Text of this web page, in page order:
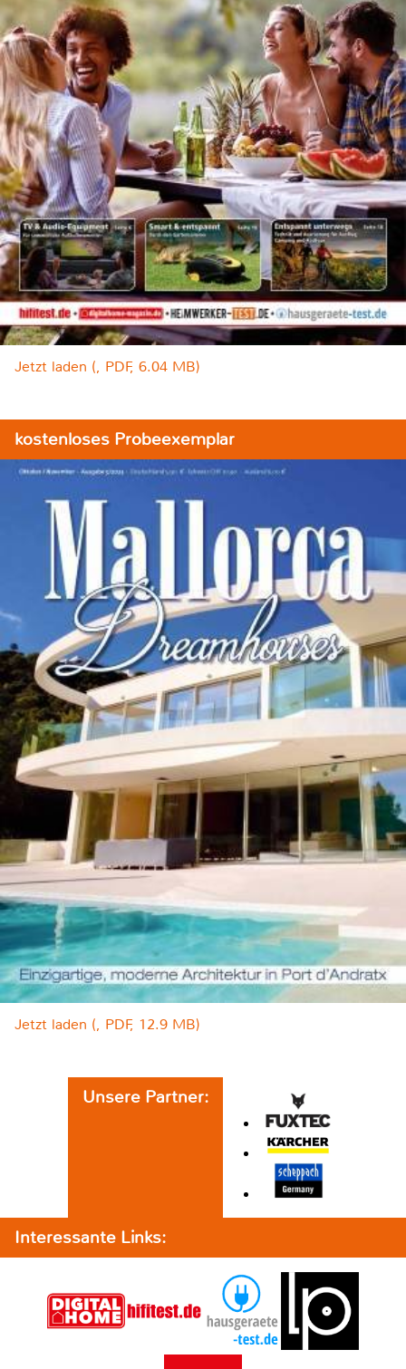
Jetzt laden (, PDF, 6.04 MB)
kostenloses Probeexemplar
Jetzt laden (, PDF, 12.9 MB)
Unsere Partner:
Interessante Links: